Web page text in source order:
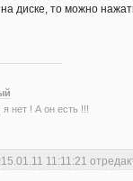
диске, то можно
нет ! А он есть !!!
11:11:21